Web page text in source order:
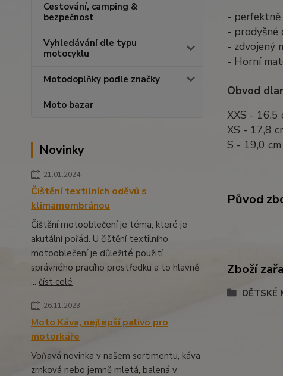
Cestování, camping &
bezpečnost
Vyhledávání dle typu
motocyklu
Motodoplňky podle značky
Moto bazar
Novinky
21.01.2024
Čištění textilních oděvů s
klimamembránou
Čištění motooblečení je téma, které je
akutální pořád. U čištění textilního
motooblečení je důležité použití
správného pracího prostředku a to hlavně
... číst celé
26.11.2023
Moto Káva, nejlepší palivo pro
motorkáře
Voňavá novinka v našem sortimentu, káva
zrnková nebo jemně mletá, balená v
- perfektně
- prodyšné
- zdvojený
- Horní
Obvod
XXS - 16,5
XS - 17,8
S - 19,0 cm
Původ
Zboží
DĚTSKÉ